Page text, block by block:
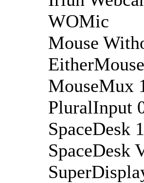
WOMic
Mouse
MouseMux
PluralInput
SpaceDesk
SpaceDesk